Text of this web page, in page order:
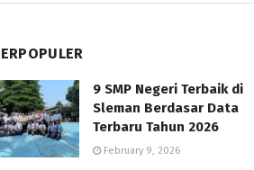
9 SMP Negeri Terbaik di
Sleman Berdasar Data
Terbaru Tahun 2026
February 9, 2026